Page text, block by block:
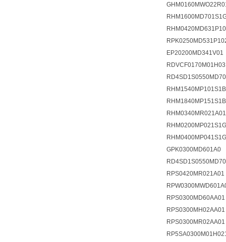
RHM0340MR021A01
GPK0300MD601A0
RPS0420MR021A01
RPS0300MD60AA01
RPS0300MH02AA01
RPS0300MR02AA01